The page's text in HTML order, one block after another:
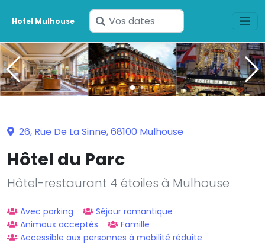
Hotel Mulhouse
Saisissez
vos
dates
26, Rue De La Sinne, 68100 Mulhouse
Hôtel du Parc
Hôtel-restaurant 4 étoiles à Mulhouse
Avec parking
Séjour romantique
Animaux acceptés
Famille
Accessible aux personnes à mobilité réduite